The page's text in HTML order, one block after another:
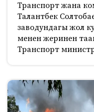
Транспорт жана
Талантбек
заводундагы жол
менен жеринен
Транспорт